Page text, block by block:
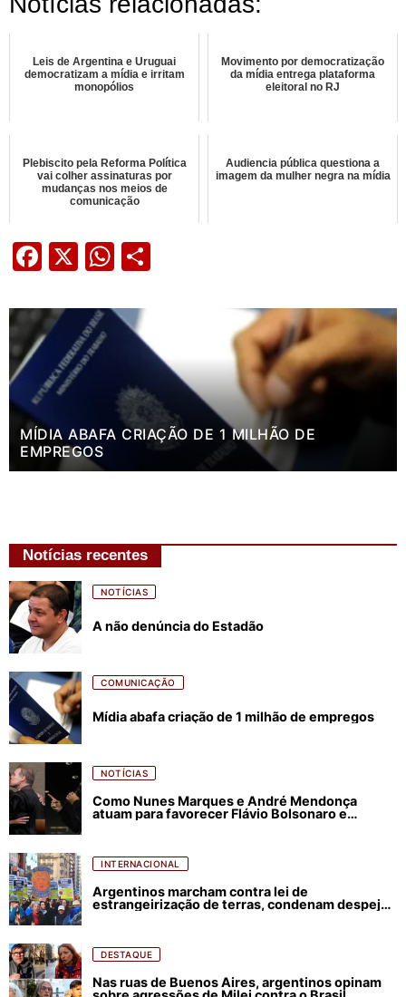
Leis de Argentina e Uruguai
democratizam a mídia e irritam
monopólios
Movimento por democratização
da mídia entrega plataforma
eleitoral no RJ
Plebiscito pela Reforma Política
vai colher assinaturas por
mudanças nos meios de
comunicação
Audiencia pública questiona a
imagem da mulher negra na mídia
Facebook
X WhatsApp
MÍDIA ABAFA CRIAÇÃO DE 1 MILHÃO DE
EMPREGOS
Notícias recentes
NOTÍCIAS
A não denúncia do Estadão
COMUNICAÇÃO
Mídia abafa criação de 1 milhão de empregos
NOTÍCIAS
Como Nunes Marques e André Mendonça
atuam para favorecer Flávio Bolsonaro e
INTERNACIONAL
Argentinos marcham contra lei de
estrangeirização de terras, condenam despejos
DESTAQUE
Nas ruas de Buenos Aires, argentinos opinam